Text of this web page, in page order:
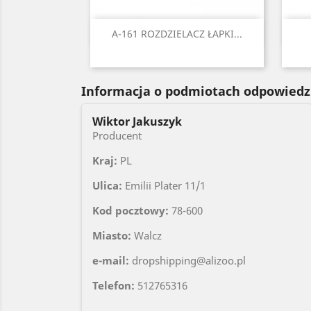
A-161 ROZDZIELACZ ŁAPKI...
Szybki podgląd
Informacja o podmiotach
Wiktor Jakuszyk
Producent
Kraj: PL
Ulica: Emilii Plater 11/1
Kod pocztowy: 78-600
Miasto: Walcz
e-mail: dropshipping@alizoo.pl
Telefon: 512765316